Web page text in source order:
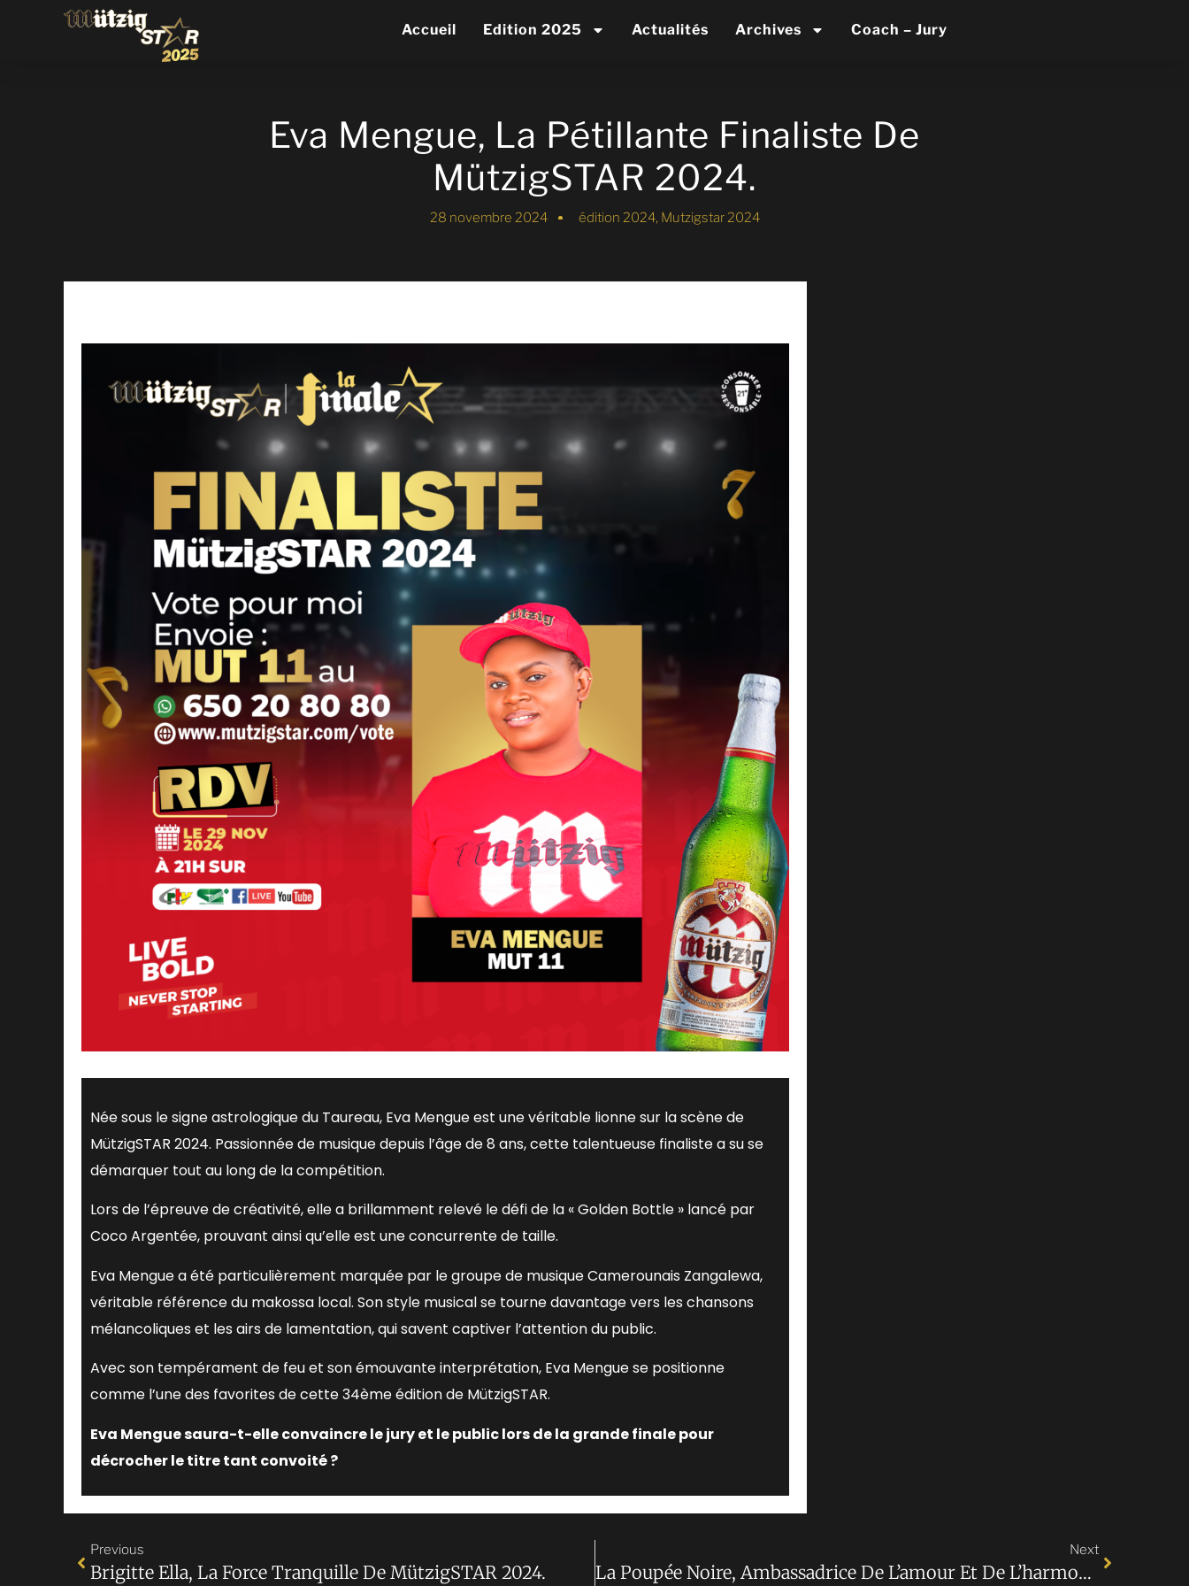
Accueil Edition 2025 Actualités Archives Coach – Jury
Eva Mengue, La Pétillante Finaliste De
MützigSTAR 2024.
28 novembre 2024 édition 2024, Mutzigstar 2024
Née sous le signe astrologique du Taureau, Eva Mengue est une véritable lionne sur la scène de
MützigSTAR 2024. Passionnée de musique depuis l’âge de 8 ans, cette talentueuse finaliste a su se
démarquer tout au long de la compétition.
Lors de l’épreuve de créativité, elle a brillamment relevé le défi de la « Golden Bottle » lancé par
Coco Argentée, prouvant ainsi qu’elle est une concurrente de taille.
Eva Mengue a été particulièrement marquée par le groupe de musique Camerounais Zangalewa,
véritable référence du makossa local. Son style musical se tourne davantage vers les chansons
mélancoliques et les airs de lamentation, qui savent captiver l’attention du public.
Avec son tempérament de feu et son émouvante interprétation, Eva Mengue se positionne
comme l’une des favorites de cette 34ème édition de MützigSTAR.
Eva Mengue saura-t-elle convaincre le jury et le public lors de la grande finale pour
décrocher le titre tant convoité ?
Previous
Brigitte Ella, La Force Tranquille De MützigSTAR 2024.
Next
La Poupée Noire, Ambassadrice De L’amour Et De L’harmonie À MützigSTAR 2024 !